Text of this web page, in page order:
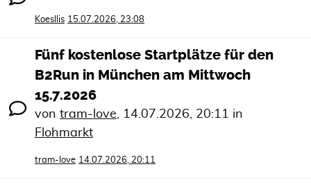
Koesllis 15.07.2026, 23:08
Fünf kostenlose Startplätze für den
B2Run in München am Mittwoch
15.7.2026
von tram-love, 14.07.2026, 20:11 in
Flohmarkt
tram-love 14.07.2026, 20:11